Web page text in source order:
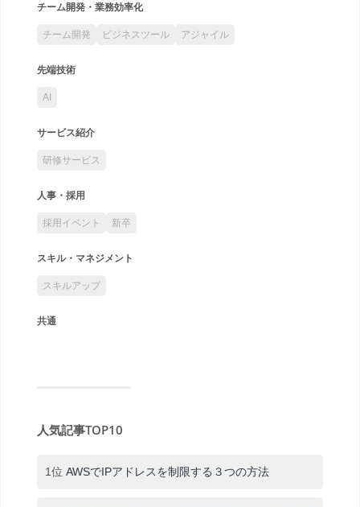
チーム開発・業務効率化
チーム開発 ビジネスツール アジャイル
先端技術
AI
サービス紹介
研修サービス
人事・採用
採用イベント 新卒
スキル・マネジメント
スキルアップ
共通
人気記事TOP10
1位 AWSでIPアドレスを制限する３つの方法